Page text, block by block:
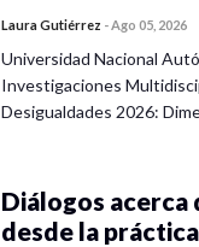
Laura Gutiérrez - Ago 05, 2026
Universidad Nacional
Investigaciones
Desigualdades 2026:
Diálogos acerca
desde la